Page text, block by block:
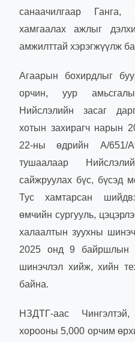
санаачилгаар
хамгаалах ажлыг
амжилттай хэрэгжүүлж
Агаарын бохирдлыг
орчин, уур
Нийслэлийн засаг
хотын захирагч нарын
22-ны өдрийн А/651/
тушаалаар
сайжруулах бүс, бүсэд
Тус хамтарсан
өмчийн сургууль,
халаалтын зуухны
2025 онд 9 байршлын
шинэчлэл хийж, хийн
байна.
НЗДТГ-аас
хорооны 5,000 орчим